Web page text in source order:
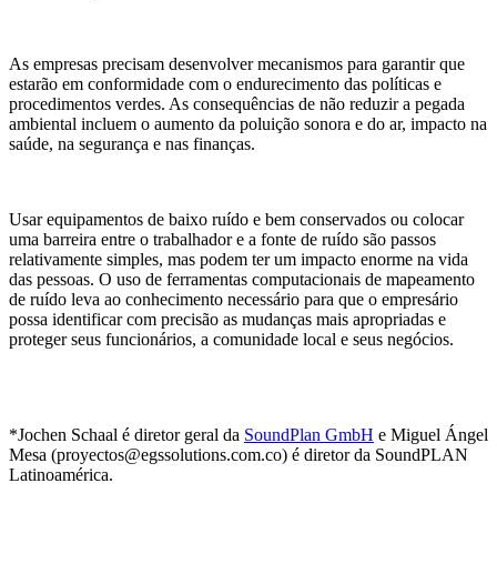
As empresas precisam desenvolver mecanismos para garantir que
estarão em conformidade com o endurecimento das políticas e
procedimentos verdes. As consequências de não reduzir a pegada
ambiental incluem o aumento da poluição sonora e do ar, impacto na
saúde, na segurança e nas finanças.
Usar equipamentos de baixo ruído e bem conservados ou colocar
uma barreira entre o trabalhador e a fonte de ruído são passos
relativamente simples, mas podem ter um impacto enorme na vida
das pessoas. O uso de ferramentas computacionais de mapeamento
de ruído leva ao conhecimento necessário para que o empresário
possa identificar com precisão as mudanças mais apropriadas e
proteger seus funcionários, a comunidade local e seus negócios.
*Jochen Schaal é diretor geral da SoundPlan GmbH e Miguel Ángel
Mesa (proyectos@egssolutions.com.co) é diretor da SoundPLAN
Latinoamérica.